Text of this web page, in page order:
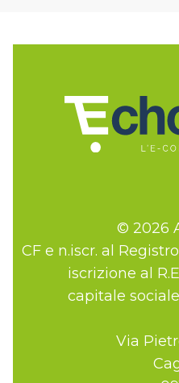
© 2026
CF e n.iscr. al
iscrizione al
capitale
Via